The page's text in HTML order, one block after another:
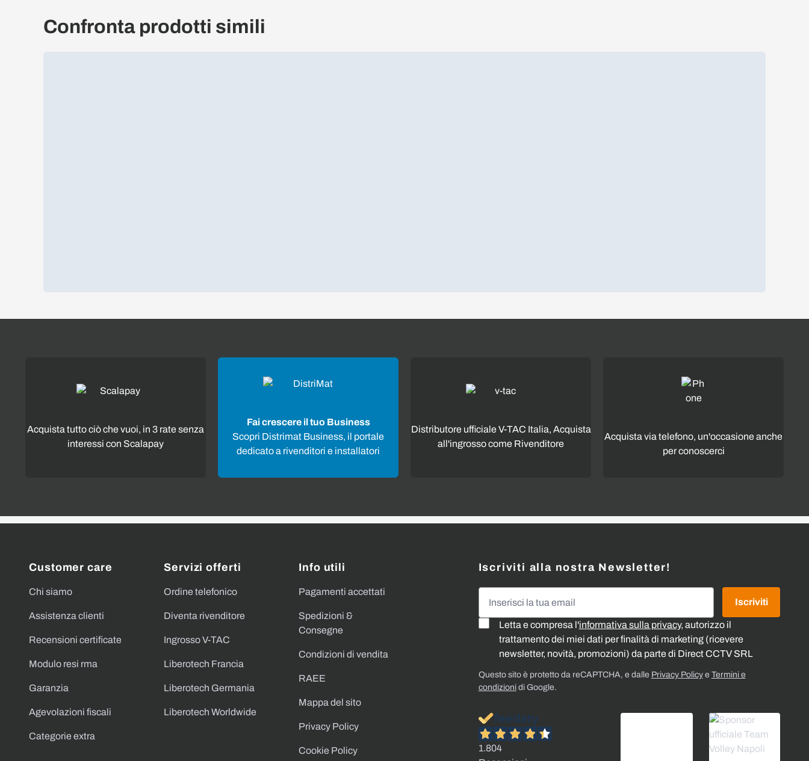
Confronta prodotti simili
Acquista tutto ciò che vuoi, in 3 rate senza
interessi con Scalapay
Fai crescere il tuo Business
Scopri Distrimat Business, il portale
dedicato a rivenditori e installatori
Distributore ufficiale V-TAC Italia, Acquista
all'ingrosso come Rivenditore
Acquista via telefono, un'occasione anche
per conoscerci
Customer care
Chi siamo
Assistenza clienti
Recensioni certificate
Modulo resi rma
Garanzia
Agevolazioni fiscali
Categorie extra
Servizi offerti
Ordine telefonico
Diventa rivenditore
Ingrosso V-TAC
Liberotech Francia
Liberotech Germania
Liberotech Worldwide
Info utili
Pagamenti accettati
Spedizioni &
Consegne
Condizioni di vendita
RAEE
Mappa del sito
Privacy Policy
Cookie Policy
Iscriviti alla nostra Newsletter!
Letta e compresa l'informativa sulla privacy, autorizzo il
trattamento dei miei dati per finalità di marketing (ricevere
newsletter, novità, promozioni) da parte di Direct CCTV SRL
Iscriviti
Questo sito è protetto da reCAPTCHA, e dalle Privacy Policye Termini e
condizionidi Google.
1.804